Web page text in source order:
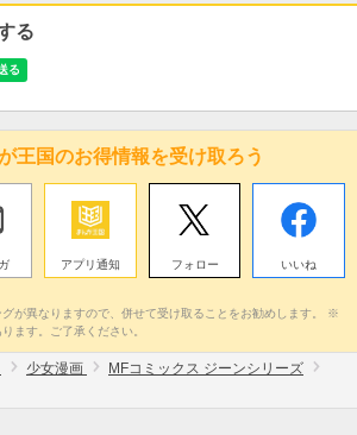
る
王国のお得情報を受け取ろう
アプリ通知 フォロー いいね
が異なりますので、併せて受け取ることをお勧めします。 ※
ます。ご了承ください。
少女漫画
MFコミックス ジーンシリーズ